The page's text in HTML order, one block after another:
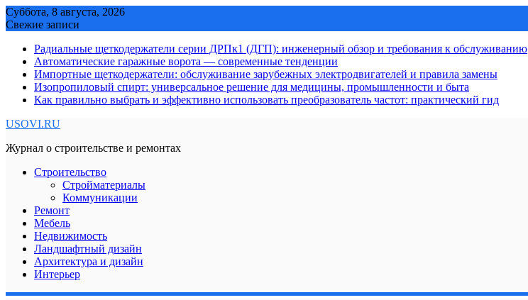
Skip
to
Суббота, 8 августа, 2026
Свежие записи
Радиальные щеткодержатели серии ДРПк1 (ДГП): инженерный обзор и требования к обслуживанию
Автоматические гаражные ворота — современные тенденции
Импортные щеткодержатели: обслуживание зарубежных электродвигателей и правила замены
Изопропиловый спирт: универсальное решение для медицины, промышленности и быта
Как правильно выбрать и эффективно использовать преобразователь частот: практический гид
USOVI.RU
Журнал о строительстве и ремонтах
Строительство
Стройматериалы
Коммуникации
Ремонт
Мебель
Недвижимость
Ландшафтный дизайн
Архитектура и дизайн
Интерьер